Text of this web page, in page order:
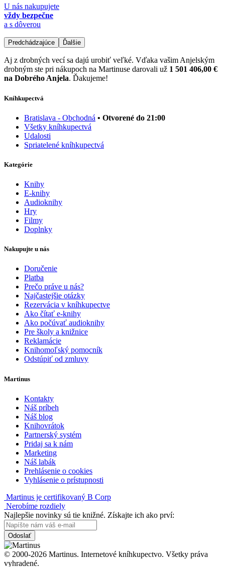
U nás nakupujete
vždy bezpečne
a s dôverou
Predchádzajúce Ďalšie
Aj z drobných vecí sa dajú urobiť veľké. Vďaka vašim Anjelským
drobným ste pri nákupoch na Martinuse darovali už 1 501 406,00 €
na Dobrého Anjela. Ďakujeme!
Kníhkupectvá
Bratislava - Obchodná • Otvorené do 21:00
Všetky kníhkupectvá
Udalosti
Spriatelené kníhkupectvá
Kategórie
Knihy
E-knihy
Audioknihy
Hry
Filmy
Doplnky
Nakupujte u nás
Doručenie
Platba
Prečo práve u nás?
Najčastejšie otázky
Rezervácia v kníhkupectve
Ako čítať e-knihy
Ako počúvať audioknihy
Pre školy a knižnice
Reklamácie
Knihomoľský pomocník
Odstúpiť od zmluvy
Martinus
Kontakty
Náš príbeh
Náš blog
Knihovrátok
Partnerský systém
Pridaj sa k nám
Marketing
Náš labák
Prehlásenie o cookies
Vyhlásenie o prístupnosti
Martinus je certifikovaný B Corp
Nerobíme rozdiely
Najlepšie novinky sú tie knižné. Získajte ich ako prví:
Odoslať
© 2000-2026 Martinus. Internetové kníhkupectvo. Všetky práva
vyhradené.